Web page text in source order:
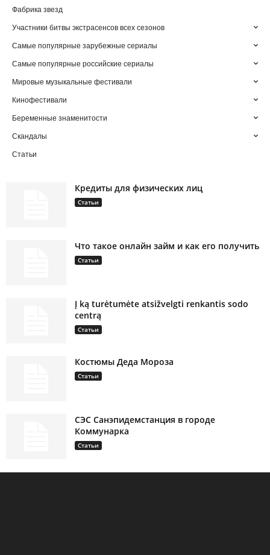
Фабрика звезд
Участники битвы экстрасенсов всех сезонов
Самые популярные зарубежные сериалы
Самые популярные российские сериалы
Мировые музыкальные фестивали
Кинофестивали
Беременные знаменитости
Скандалы
Статьи
Кредиты для физических лиц
Статьи
Что такое онлайн займ и как его получить
Статьи
Į ką turėtumėte atsižvelgti renkantis sodo
centrą
Статьи
Костюмы Деда Мороза
Статьи
СЭС Санэпидемстанция в городе
Коммунарка
Статьи